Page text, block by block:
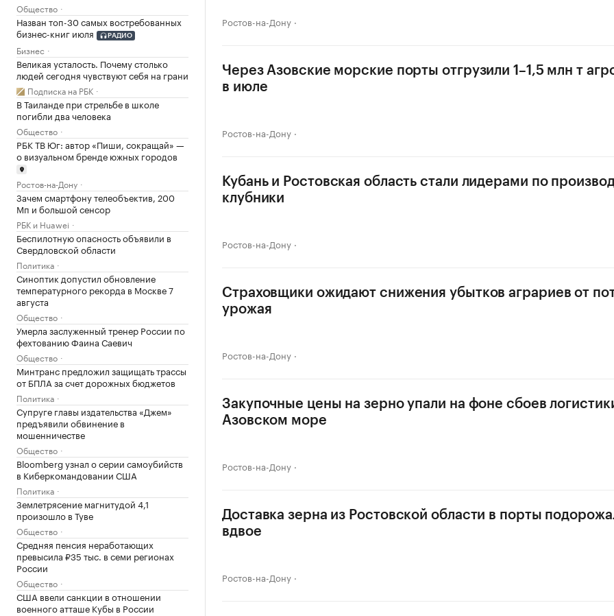
Общество
Назван топ-30 самых востребованных
бизнес-книг июля
РАДИО
Бизнес
Великая усталость. Почему столько
людей сегодня чувствуют себя на грани
Подписка на РБК
В Таиланде при стрельбе в школе
погибли два человека
Общество
РБК ТВ Юг: автор «Пиши, сокращай» —
о визуальном бренде южных городов
Ростов-на-Дону
Зачем смартфону телеобъектив, 200
Мп и большой сенсор
РБК и Huawei
Беспилотную опасность объявили в
Свердловской области
Политика
Синоптик допустил обновление
температурного рекорда в Москве 7
августа
Общество
Умерла заслуженный тренер России по
фехтованию Фаина Саевич
Общество
Минтранс предложил защищать трассы
от БПЛА за счет дорожных бюджетов
Политика
Супруге главы издательства «Джем»
предъявили обвинение в
мошенничестве
Общество
Bloomberg узнал о серии самоубийств
в Киберкомандовании США
Политика
Землетрясение магнитудой 4,1
произошло в Туве
Общество
Средняя пенсия неработающих
превысила ₽35 тыс. в семи регионах
России
Общество
США ввели санкции в отношении
военного атташе Кубы в России
Ростов-на-Дону
Через Азовские морские порты отгрузили 1–1,5 млн т
в июле
Ростов-на-Дону
Кубань и Ростовская область стали лидерами по
клубники
Ростов-на-Дону
Страховщики ожидают снижения убытков аграриев от
урожая
Ростов-на-Дону
Закупочные цены на зерно упали на фоне сбоев
Азовском море
Ростов-на-Дону
Доставка зерна из Ростовской области в порты
вдвое
Ростов-на-Дону